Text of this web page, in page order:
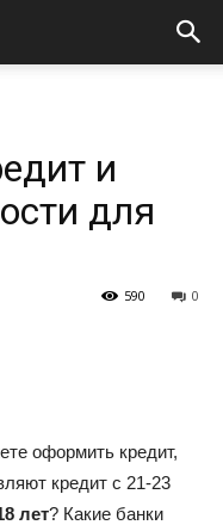
и
для
0
590
оформить кредит,
кредит с 21-23
лет? Какие банки